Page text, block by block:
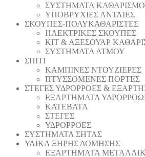
ΣΥΣΤΗΜΑΤΑ
ΥΠΟΒΡΥΧΙΕΣ ΑΝΤΛΙΕΣ
ΣΚΟΥΠΕΣ-ΠΟΛΥΚΑΘΑΡΙΣΤΕΣ
ΗΛΕΚΤΡΙΚΕΣ ΣΚΟΥΠΕΣ
ΚΙΤ & ΑΞΕΣΟΥΑΡ
ΣΥΣΤΗΜΑΤΑ ΑΤΜΟΥ
ΣΠΙΤΙ
ΚΑΜΠΙΝΕΣ ΝΤΟΥΖΙΕΡΕΣ
ΠΤΥΣΣΟΜΕΝΕΣ ΠΟΡΤΕΣ
ΣΤΕΓΕΣ ΥΔΡΟΡΡΟΕΣ &
ΕΞΑΡΤΗΜΑΤΑ
ΚΑΤΕΒΑΤΑ
ΣΤΕΓΕΣ
ΥΔΡΟΡΡΟΕΣ
ΣΥΣΤΗΜΑΤΑ ΣΗΤΑΣ
ΥΛΙΚΑ ΞΗΡΗΣ ΔΟΜΗΣΗΣ
ΕΞΑΡΤΗΜΑΤΑ